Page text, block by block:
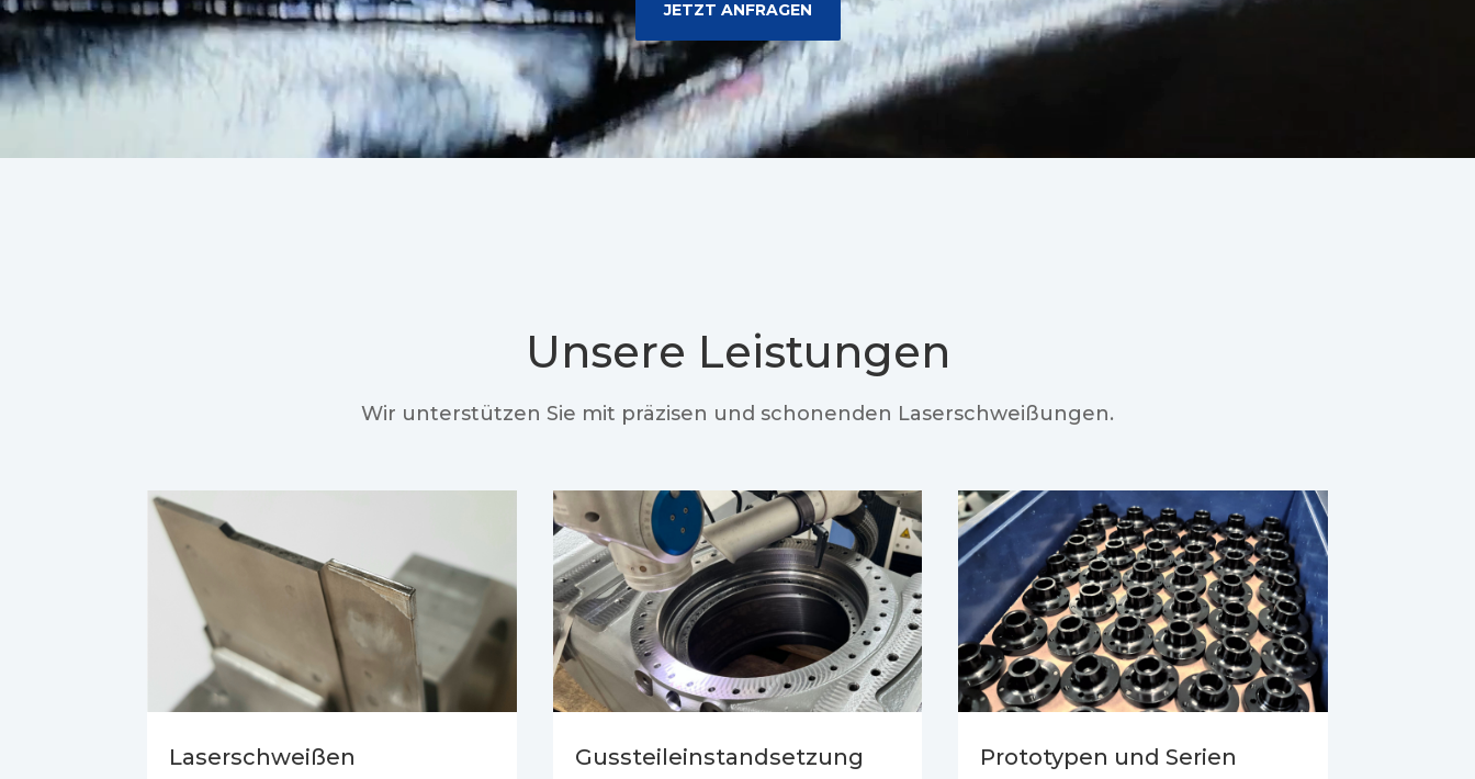
JETZT ANFRAGEN
Unsere Leistungen
Wir unterstützen Sie mit präzisen und schonenden Laserschweißungen.
Laserschweißen Gussteileinstandsetzung Prototypen und Serien